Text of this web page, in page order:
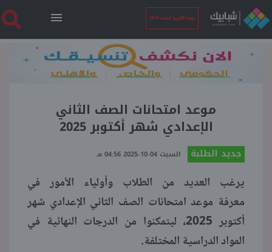
نتيجة الثانوية العامة 2026
الرئيسية
نتيجة الثانوية العامة 2026
فنجان قهوة
بوابة الطلبة
موعد امتحانات الصف الثاني
الإعدادي شهر أكتوبر 2025
جديد الطلبة السبت 04-10-2025 04:56 مـ
يرغب العديد من الطلاب وأولياء الأمور في
معرفة موعد امتحانات الصف الثاني الإعدادي شهر
أكتوبر 2025، ليتمكنوا من الدرجات النهائية في
المواد الدراسية المختلفة.